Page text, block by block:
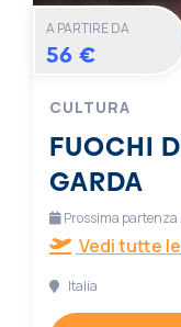
A PARTIRE DA
56 €
CULTURA
FUOCHI
GARDA
Prossima partenza
Vedi tutte
Italia